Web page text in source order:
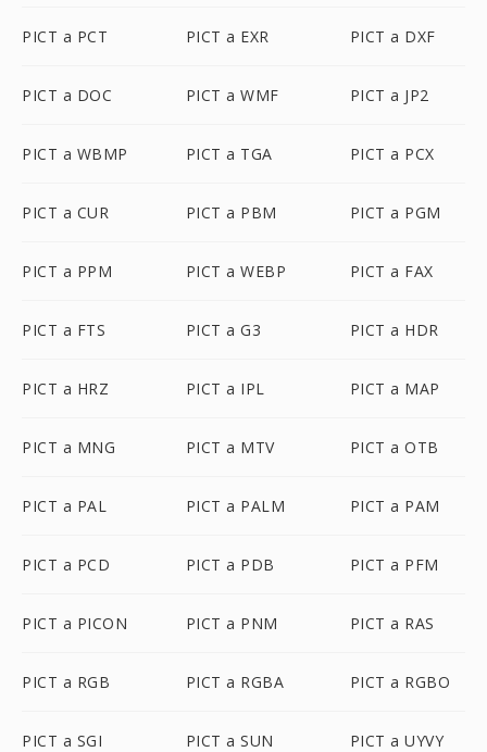
PICT a PCT PICT a EXR PICT a DXF
PICT a DOC PICT a WMF PICT a JP2
PICT a WBMP PICT a TGA PICT a PCX
PICT a CUR PICT a PBM PICT a PGM
PICT a PPM PICT a WEBP PICT a FAX
PICT a FTS PICT a G3 PICT a HDR
PICT a HRZ PICT a IPL PICT a MAP
PICT a MNG PICT a MTV PICT a OTB
PICT a PAL PICT a PALM PICT a PAM
PICT a PCD PICT a PDB PICT a PFM
PICT a PICON PICT a PNM PICT a RAS
PICT a RGB PICT a RGBA PICT a RGBO
PICT a SGI PICT a SUN PICT a UYVY